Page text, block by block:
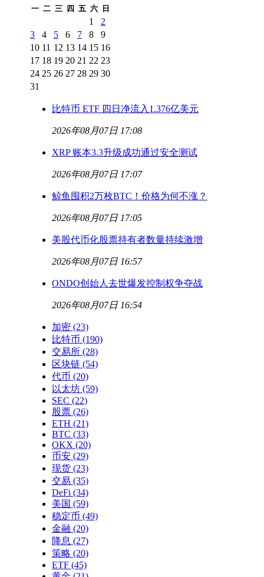
一 二 三 四 五 六 日
1
2
3
4 5 6 7 8
9
10 11 12 13 14 15 16
17 18 19 20 21 22 23
24 25 26 27 28 29 30
31
比特币 ETF 四日净流入1.376亿美元
2026年08月07日 17:08
XRP 账本3.3升级成功通过安全测试
2026年08月07日 17:07
鲸鱼囤积2万枚BTC！价格为何不涨？
2026年08月07日 17:05
美股代币化股票持有者数量持续激增
2026年08月07日 16:57
ONDO创始人去世爆发控制权争夺战
2026年08月07日 16:54
加密 (23)
比特币 (190)
交易所 (28)
区块链 (54)
代币 (20)
以太坊 (59)
SEC (22)
股票 (26)
ETH (21)
BTC (33)
OKX (20)
币安 (29)
现货 (23)
交易 (35)
DeFi (34)
美国 (59)
稳定币 (49)
金融 (20)
降息 (27)
策略 (20)
ETF (45)